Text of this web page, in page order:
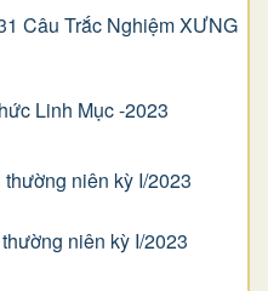
Câu Trắc Nghiệm XƯNG
Linh Mục -2023
niên kỳ I/2023
niên kỳ I/2023